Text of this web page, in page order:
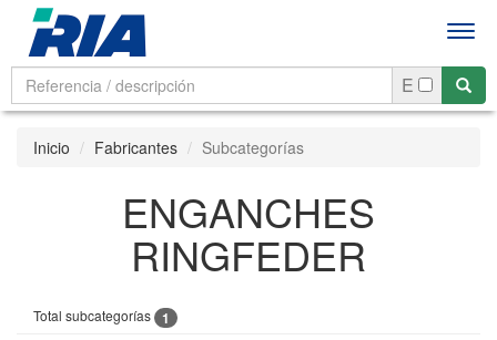
E
Inicio Fabricantes Subcategorías
ENGANCHES
RINGFEDER
Total subcategorías 1